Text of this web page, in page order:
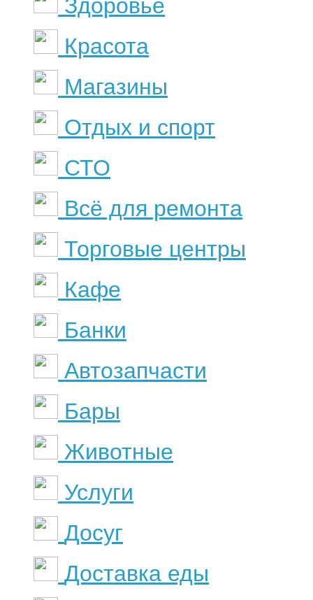
Здоровье
Красота
Магазины
Отдых и спорт
СТО
Всё для ремонта
Торговые центры
Кафе
Банки
Автозапчасти
Бары
Животные
Услуги
Досуг
Доставка еды